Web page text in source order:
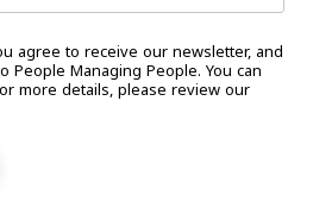
agree to receive our newsletter, and
People Managing People. You can
more details, please review our